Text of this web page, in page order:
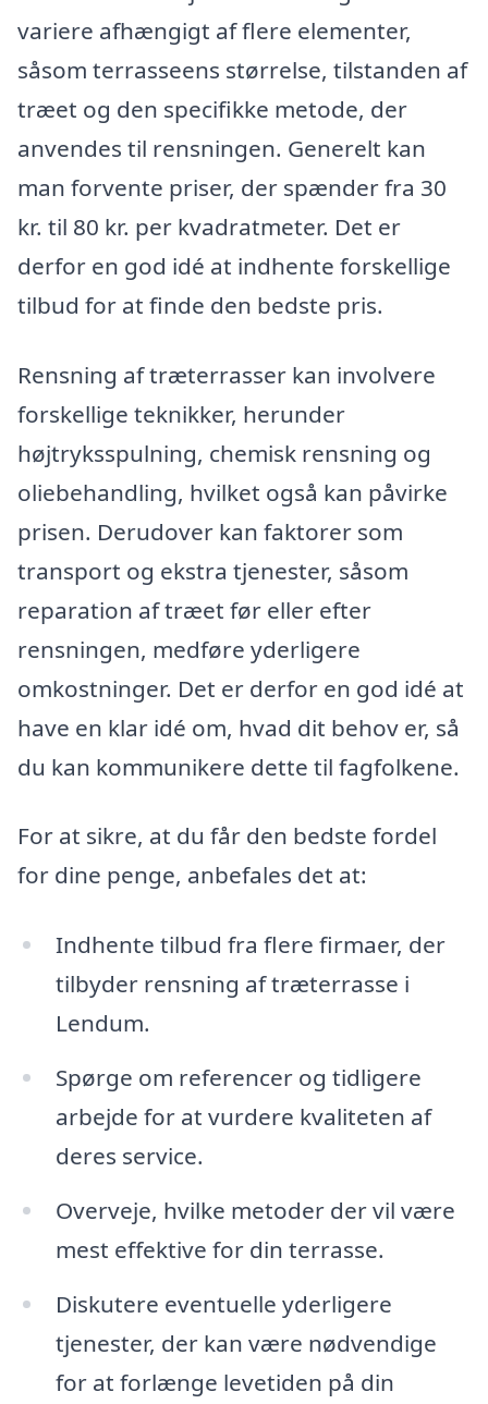
variere afhængigt af flere elementer,
såsom terrasseens størrelse, tilstanden af
træet og den specifikke metode, der
anvendes til rensningen. Generelt kan
man forvente priser, der spænder fra 30
kr. til 80 kr. per kvadratmeter. Det er
derfor en god idé at indhente forskellige
tilbud for at finde den bedste pris.
Rensning af træterrasser kan involvere
forskellige teknikker, herunder
højtryksspulning, chemisk rensning og
oliebehandling, hvilket også kan påvirke
prisen. Derudover kan faktorer som
transport og ekstra tjenester, såsom
reparation af træet før eller efter
rensningen, medføre yderligere
omkostninger. Det er derfor en god idé at
have en klar idé om, hvad dit behov er, så
du kan kommunikere dette til fagfolkene.
For at sikre, at du får den bedste fordel
for dine penge, anbefales det at:
Indhente tilbud fra flere firmaer, der
tilbyder rensning af træterrasse i
Lendum.
Spørge om referencer og tidligere
arbejde for at vurdere kvaliteten af
deres service.
Overveje, hvilke metoder der vil være
mest effektive for din terrasse.
Diskutere eventuelle yderligere
tjenester, der kan være nødvendige
for at forlænge levetiden på din